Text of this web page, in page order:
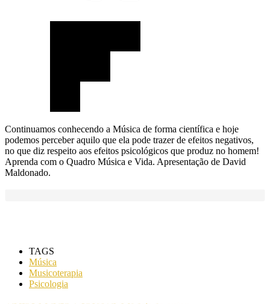
Continuamos conhecendo a Música de forma científica e hoje
podemos perceber aquilo que ela pode trazer de efeitos negativos,
no que diz respeito aos efeitos psicológicos que produz no homem!
Aprenda com o Quadro Música e Vida. Apresentação de David
Maldonado.
TAGS
Música
Musicoterapia
Psicologia